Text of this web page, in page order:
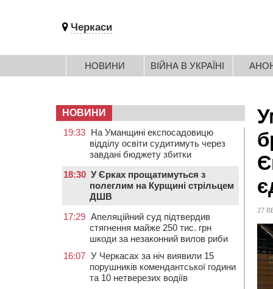
Черкаси
НОВИНИ ВІЙНА В УКРАЇНІ
27
НОВИНИ
19:33 На Уманщині експосадовицю
відділу освіти судитимуть через
завдані бюджету збитки
18:30 У Єрках прощатимуться з
полеглим на Курщині стрільцем
ДШВ
17:29 Апеляційний суд підтвердив
стягнення майже 250 тис. грн
шкоди за незаконний вилов риби
16:07 У Черкасах за ніч виявили 15
порушників комендантської години
та 10 нетверезих водіїв